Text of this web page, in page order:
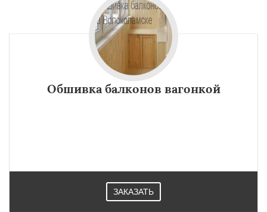
Обшивка балконов вагонкой
ЗАКАЗАТЬ